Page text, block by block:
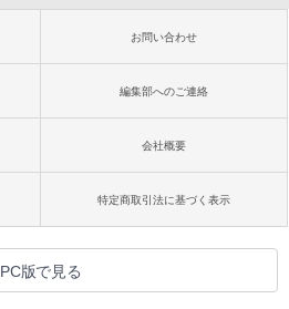
お問い合わせ
編集部へのご連絡
会社概要
特定商取引法に基づく表示
PC版で見る